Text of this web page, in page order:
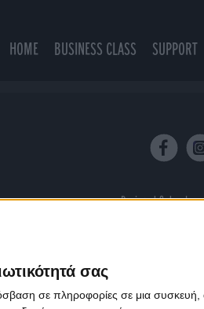
σας
σε πληροφορίες σε μια
HOME BUSINESS CLASS SUPPORT
Designed &